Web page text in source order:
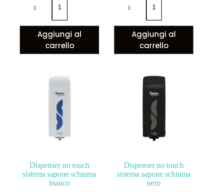
Aggiungi al
carrello
Aggiungi al
carrello
Dispenser no touch
sistema sapone schiuma
bianco
Dispenser no touch
sistema sapone schiuma
nero